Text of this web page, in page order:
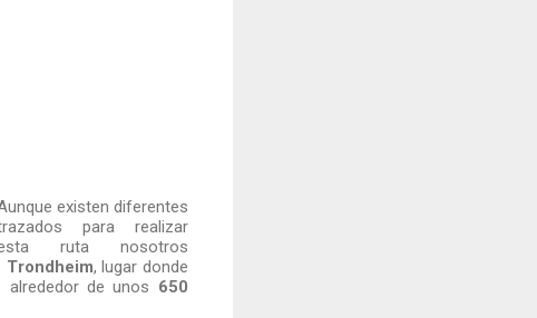
existen diferentes
para realizar
ruta nosotros
Trondheim, lugar donde
alrededor de unos 650